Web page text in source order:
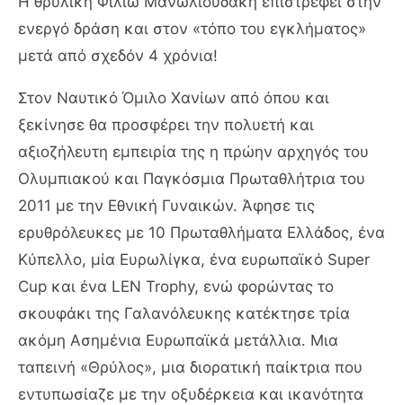
ενεργό δράση και στον «τόπο του εγκλήματος»
μετά από σχεδόν 4 χρόνια!
Στον Ναυτικό Όμιλο Χανίων από όπου και
ξεκίνησε θα προσφέρει την πολυετή και
αξιοζήλευτη εμπειρία της η πρώην αρχηγός του
Ολυμπιακού και Παγκόσμια Πρωταθλήτρια του
2011 με την Εθνική Γυναικών. Άφησε τις
ερυθρόλευκες με 10 Πρωταθλήματα Ελλάδος, ένα
Κύπελλο, μία Ευρωλίγκα, ένα ευρωπαϊκό Super
Cup και ένα LEN Trophy, ενώ φορώντας το
σκουφάκι της Γαλανόλευκης κατέκτησε τρία
ακόμη Ασημένια Ευρωπαϊκά μετάλλια. Μια
ταπεινή «Θρύλος», μια διορατική παίκτρια που
εντυπωσίαζε με την οξυδέρκεια και ικανότητα